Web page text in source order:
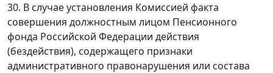
30. В случае установления Комиссией факта
совершения должностным лицом Пенсионного
фонда Российской Федерации действия
(бездействия), содержащего признаки
административного правонарушения или состава